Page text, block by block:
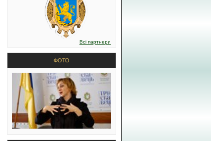
Всі партнери
ФОТО